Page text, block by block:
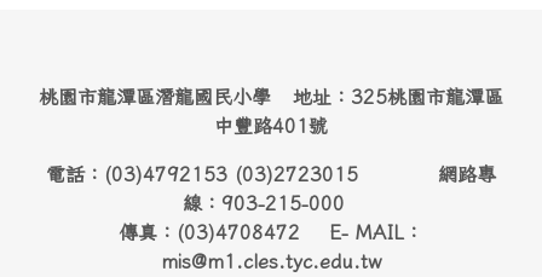
桃園市龍潭區潛龍國民小學 地址：325桃園市龍潭區
中豐路401號
電話：(03)4792153 (03)2723015 網路專
線：903-215-000
傳真：(03)4708472 E- MAIL：
mis@m1.cles.tyc.edu.tw